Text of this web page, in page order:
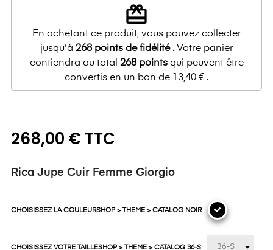
redeem
En achetant ce produit, vous pouvez collecter
jusqu'à 268points de fidélité. Votre panier
contiendra au total 268pointsqui peuvent être
convertis en un bon de 13,40 € .
268,00 € TTC
Rica Jupe Cuir Femme Giorgio
CHOISISSEZ LA COULEURSHOP > THEME > CATALOG NOIR
CHOISISSEZ VOTRE TAILLESHOP > THEME > CATALOG 36-S